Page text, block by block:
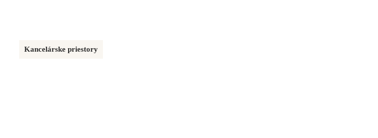
Kancelárske priestory